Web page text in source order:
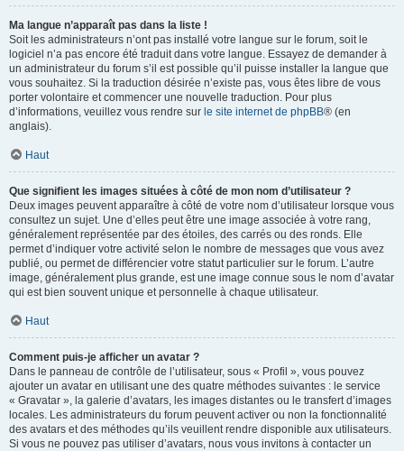
Ma langue n’apparaît pas dans la liste !
Soit les administrateurs n’ont pas installé votre langue sur le forum, soit le
logiciel n’a pas encore été traduit dans votre langue. Essayez de demander à
un administrateur du forum s’il est possible qu’il puisse installer la langue que
vous souhaitez. Si la traduction désirée n’existe pas, vous êtes libre de vous
porter volontaire et commencer une nouvelle traduction. Pour plus
d’informations, veuillez vous rendre sur le site internet de phpBB® (en
anglais).
Haut
Que signifient les images situées à côté de mon nom d’utilisateur ?
Deux images peuvent apparaître à côté de votre nom d’utilisateur lorsque vous
consultez un sujet. Une d’elles peut être une image associée à votre rang,
généralement représentée par des étoiles, des carrés ou des ronds. Elle
permet d’indiquer votre activité selon le nombre de messages que vous avez
publié, ou permet de différencier votre statut particulier sur le forum. L’autre
image, généralement plus grande, est une image connue sous le nom d’avatar
qui est bien souvent unique et personnelle à chaque utilisateur.
Haut
Comment puis-je afficher un avatar ?
Dans le panneau de contrôle de l’utilisateur, sous « Profil », vous pouvez
ajouter un avatar en utilisant une des quatre méthodes suivantes : le service
« Gravatar », la galerie d’avatars, les images distantes ou le transfert d’images
locales. Les administrateurs du forum peuvent activer ou non la fonctionnalité
des avatars et des méthodes qu’ils veuillent rendre disponible aux utilisateurs.
Si vous ne pouvez pas utiliser d’avatars, nous vous invitons à contacter un